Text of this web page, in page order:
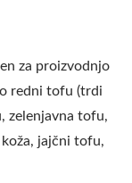
za proizvodnjo
redni tofu (trdi
zelenjavna tofu,
jajčni tofu,